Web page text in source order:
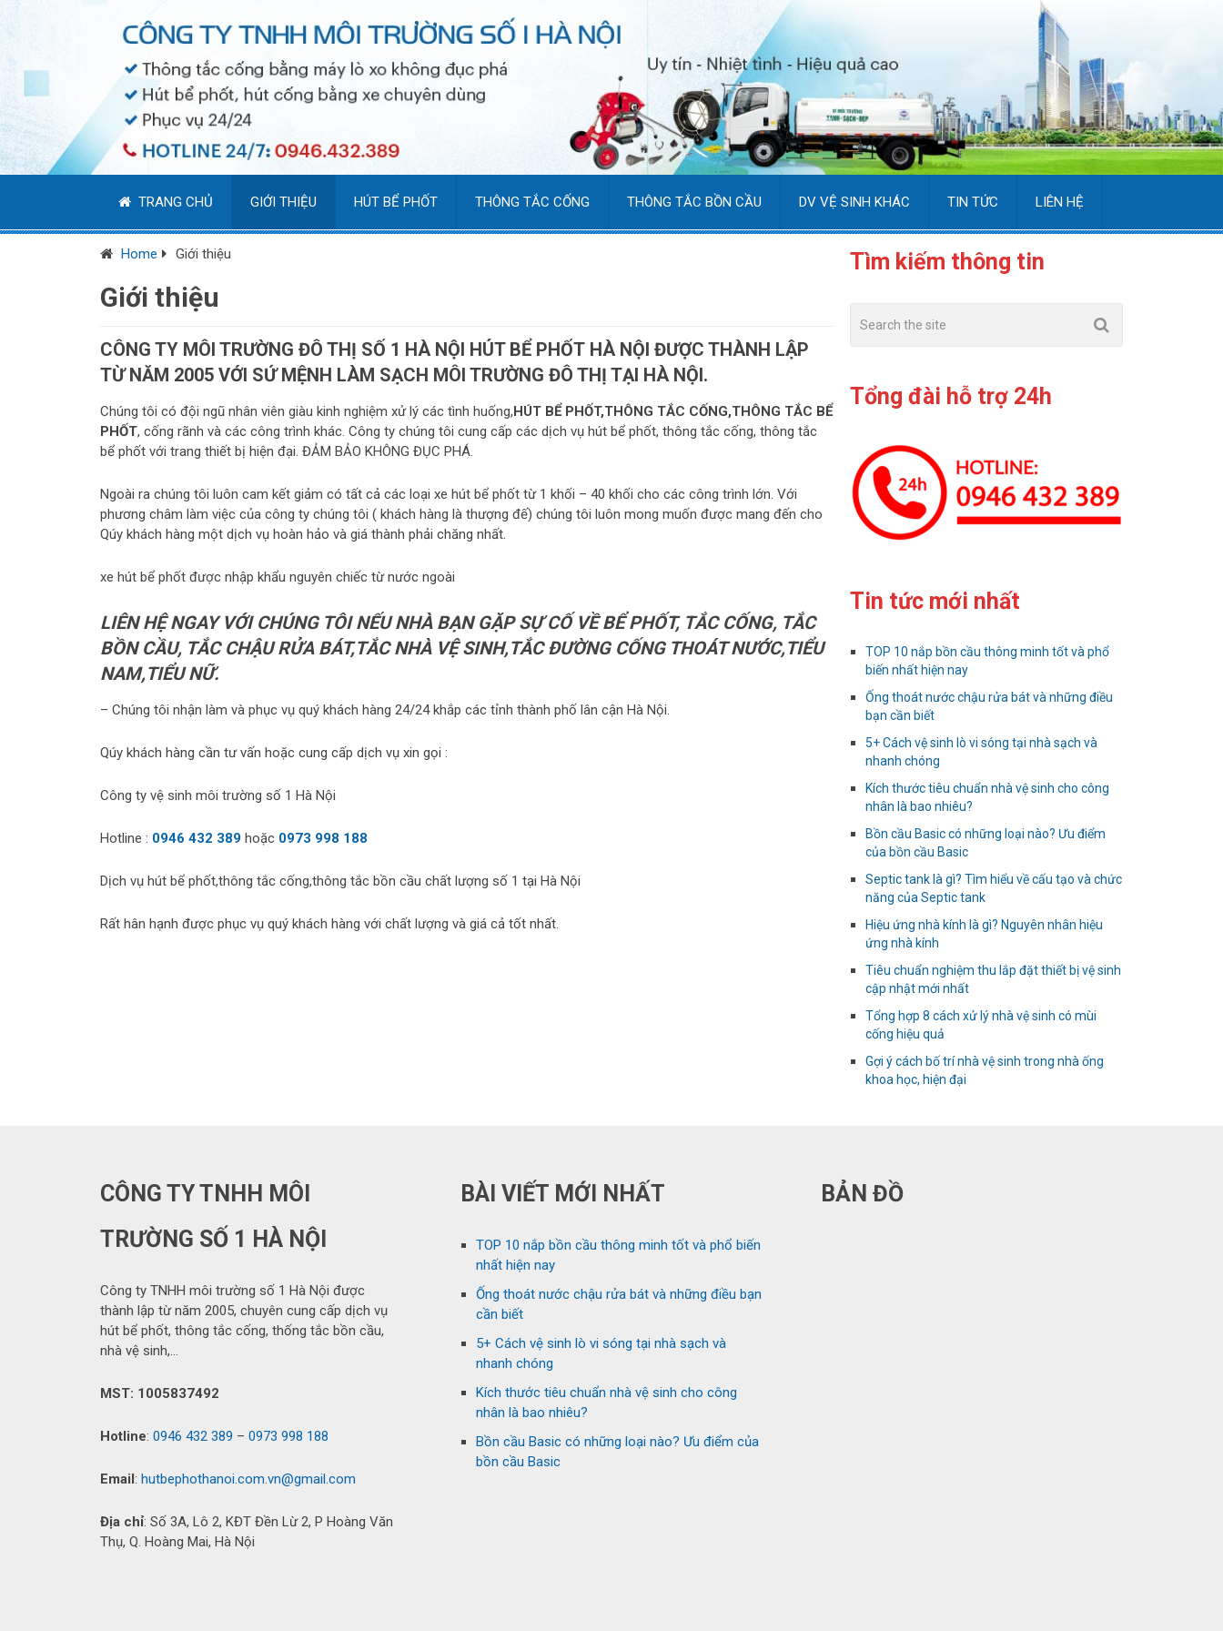
TRANG CHỦ GIỚI THIỆU HÚT BỂ PHỐT THÔNG TẮC CỐNG THÔNG TẮC BỒN CẦU DV VỆ SINH KHÁC TIN TỨC LIÊN HỆ
Home Giới thiệu
Giới thiệu
CÔNG TY MÔI TRƯỜNG ĐÔ THỊ SỐ 1 HÀ NỘI HÚT BỂ PHỐT HÀ NỘI ĐƯỢC THÀNH LẬP
TỪ NĂM 2005 VỚI SỨ MỆNH LÀM SẠCH MÔI TRƯỜNG ĐÔ THỊ TẠI HÀ NỘI.
Chúng tôi có đội ngũ nhân viên giàu kinh nghiệm xử lý các tình huống,HÚT BỂ PHỐT,THÔNG TẮC CỐNG,THÔNG TẮC BỂ
PHỐT, cống rãnh và các công trình khác. Công ty chúng tôi cung cấp các dịch vụ hút bể phốt, thông tắc cống, thông tắc
bể phốt với trang thiết bị hiện đại. ĐẢM BẢO KHÔNG ĐỤC PHÁ.
Ngoài ra chúng tôi luôn cam kết giảm có tất cả các loại xe hút bể phốt từ 1 khối – 40 khối cho các công trình lớn. Với
phương châm làm việc của công ty chúng tôi ( khách hàng là thượng đế) chúng tôi luôn mong muốn được mang đến cho
Qúy khách hàng một dịch vụ hoàn hảo và giá thành phải chăng nhất.
xe hút bể phốt được nhập khẩu nguyên chiếc từ nước ngoài
LIÊN HỆ NGAY VỚI CHÚNG TÔI NẾU NHÀ BẠN GẶP SỰ CỐ VỀ BỂ PHỐT, TẮC CỐNG, TẮC
BỒN CẦU, TẮC CHẬU RỬA BÁT,TẮC NHÀ VỆ SINH,TẮC ĐƯỜNG CỐNG THOÁT NƯỚC,TIỂU
NAM,TIỂU NỮ.
– Chúng tôi nhận làm và phục vụ quý khách hàng 24/24 khắp các tỉnh thành phố lân cận Hà Nội.
Qúy khách hàng cần tư vấn hoặc cung cấp dịch vụ xin gọi :
Công ty vệ sinh môi trường số 1 Hà Nội
Hotline : 0946 432 389 hoặc 0973 998 188
Dịch vụ hút bể phốt,thông tắc cống,thông tắc bồn cầu chất lượng số 1 tại Hà Nội
Rất hân hạnh được phục vụ quý khách hàng với chất lượng và giá cả tốt nhất.
Tìm kiếm thông tin
Tổng đài hỗ trợ 24h
Tin tức mới nhất
TOP 10 nắp bồn cầu thông minh tốt và phổ
biến nhất hiện nay
Ống thoát nước chậu rửa bát và những điều
bạn cần biết
5+ Cách vệ sinh lò vi sóng tại nhà sạch và
nhanh chóng
Kích thước tiêu chuẩn nhà vệ sinh cho công
nhân là bao nhiêu?
Bồn cầu Basic có những loại nào? Ưu điểm
của bồn cầu Basic
Septic tank là gì? Tìm hiểu về cấu tạo và chức
năng của Septic tank
Hiệu ứng nhà kính là gì? Nguyên nhân hiệu
ứng nhà kính
Tiêu chuẩn nghiệm thu lắp đặt thiết bị vệ sinh
cập nhật mới nhất
Tổng hợp 8 cách xử lý nhà vệ sinh có mùi
cống hiệu quả
Gợi ý cách bố trí nhà vệ sinh trong nhà ống
khoa học, hiện đại
CÔNG TY TNHH MÔI
TRƯỜNG SỐ 1 HÀ NỘI
Công ty TNHH môi trường số 1 Hà Nội được
thành lập từ năm 2005, chuyên cung cấp dịch vụ
hút bể phốt, thông tắc cống, thống tắc bồn cầu,
nhà vệ sinh,…
MST: 1005837492
Hotline: 0946 432 389 – 0973 998 188
Email: hutbephothanoi.com.vn@gmail.com
Địa chỉ: Số 3A, Lô 2, KĐT Đền Lừ 2, P Hoàng Văn
Thụ, Q. Hoàng Mai, Hà Nội
BÀI VIẾT MỚI NHẤT
TOP 10 nắp bồn cầu thông minh tốt và phổ biến
nhất hiện nay
Ống thoát nước chậu rửa bát và những điều bạn
cần biết
5+ Cách vệ sinh lò vi sóng tại nhà sạch và
nhanh chóng
Kích thước tiêu chuẩn nhà vệ sinh cho công
nhân là bao nhiêu?
Bồn cầu Basic có những loại nào? Ưu điểm của
bồn cầu Basic
BẢN ĐỒ